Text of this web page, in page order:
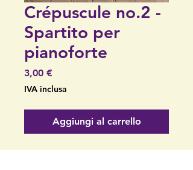
Crépuscule no.2 -
Spartito per
pianoforte
3,00 €
IVA inclusa
Aggiungi al carrello